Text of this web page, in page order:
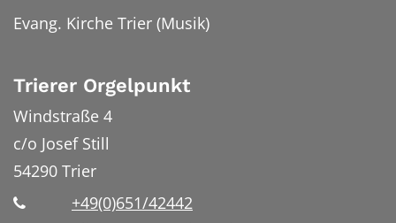
Evang. Kirche Trier (Musik)
Trierer Orgelpunkt
Windstraße 4
c/o Josef Still
54290 Trier
+49(0)651/42442